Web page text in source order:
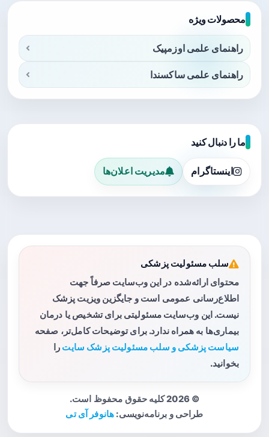
محصولات ویژه
راهنمای علمی اوزمپیک
راهنمای علمی ساکسندا
ما را دنبال کنید
اینستاگرام مدیریت اعلان‌ها
سلب مسئولیت پزشکی
محتوای ارائه‌شده در این وب‌سایت صرفاً جهت
اطلاع‌رسانی عمومی است و جایگزین ویزیت پزشک
نیست. این وب‌سایت مسئولیتی برای تشخیص یا درمان
بیماری‌ها به همراه ندارد. برای توضیحات کامل‌تر، صفحه
سیاست پزشکی و سلب مسئولیت پزشک سایت را
بخوانید.
© 2026 کلیه حقوق محفوظ است.
طراحی و برنامه‌نویسی: هانوفر آی تی